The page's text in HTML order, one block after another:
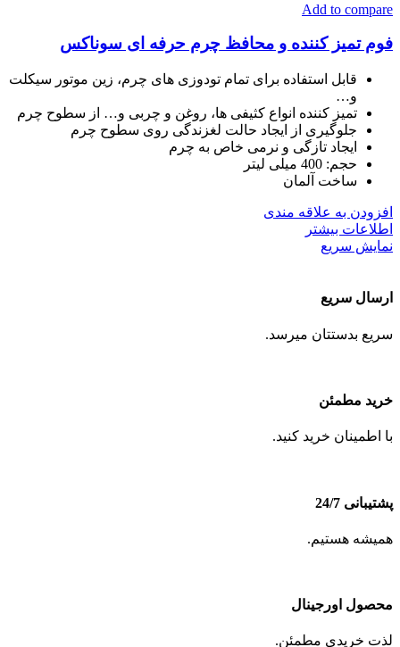
Add to compare
فوم تمیز کننده و محافظ چرم حرفه ای سوناکس
قابل استفاده برای تمام تودوزی های چرم، زين موتور سيکلت
و…
تمیز کننده انواع کثيفی ها، روغن و چربی و… از سطوح چرم
جلوگیری از ايجاد حالت لغزندگی روی سطوح چرم
ایجاد تازگی و نرمی خاص به چرم
حجم: 400 میلی لیتر
ساخت آلمان
افزودن به علاقه مندی
اطلاعات بیشتر
نمایش سریع
ارسال سریع
سریع بدستتان میرسد.
خرید مطمئن
با اطمینان خرید کنید.
پشتیبانی 24/7
همیشه هستیم.
محصول اورجینال
لذت خریدی مطمئن.